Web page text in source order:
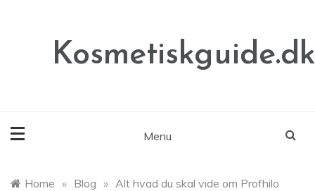
Kosmetiskguide.dk
Menu
Home » Blog » Alt hvad du skal vide om Profhilo